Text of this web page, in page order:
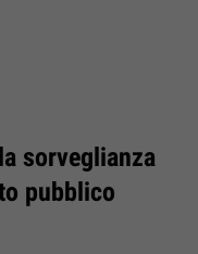
sorveglianza
pubblico